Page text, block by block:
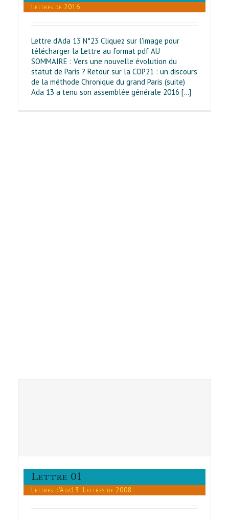
Lettres de 2016
Lettre d'Ada 13 N°23 Cliquez sur l'image pour
télécharger la Lettre au format pdf AU
SOMMAIRE : Vers une nouvelle évolution du
statut de Paris ? Retour sur la COP21 : un discours
de la méthode Chronique du grand Paris (suite)
Ada 13 a tenu son assemblée générale 2016 [...]
Lettre 01
Lettres d'Ada13, Lettres de 2008